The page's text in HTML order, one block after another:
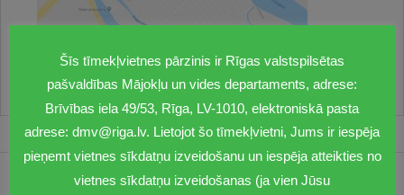
Šīs tīmekļvietnes pārzinis ir Rīgas valstspilsētas
pašvaldības Mājokļu un vides departaments, adrese:
Brīvības iela 49/53, Rīga, LV-1010, elektroniskā pasta
adrese: dmv@riga.lv. Lietojot šo tīmekļvietni, Jums ir iespēja
pieņemt vietnes sīkdatņu izveidošanu un iespēja atteikties no
vietnes sīkdatņu izveidošanas (ja vien Jūsu